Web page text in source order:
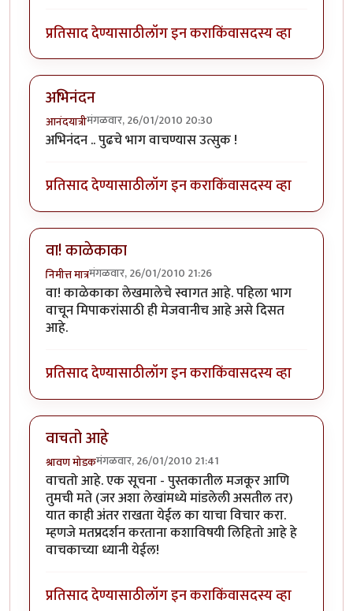
प्रतिसाद देण्यासाठीलॉग इन कराकिंवासदस्य व्हा
अभिनंदन
आनंदयात्रीमंगळवार, 26/01/2010 20:30
अभिनंदन .. पुढचे भाग वाचण्यास उत्सुक !
प्रतिसाद देण्यासाठीलॉग इन कराकिंवासदस्य व्हा
वा! काळेकाका
निमीत्त मात्रमंगळवार, 26/01/2010 21:26
वा! काळेकाका लेखमालेचे स्वागत आहे. पहिला भाग
वाचून मिपाकरांसाठी ही मेजवानीच आहे असे दिसत
आहे.
प्रतिसाद देण्यासाठीलॉग इन कराकिंवासदस्य व्हा
वाचतो आहे
श्रावण मोडकमंगळवार, 26/01/2010 21:41
वाचतो आहे. एक सूचना - पुस्तकातील मजकूर आणि
तुमची मते (जर अशा लेखांमध्ये मांडलेली असतील तर)
यात काही अंतर राखता येईल का याचा विचार करा.
म्हणजे मतप्रदर्शन करताना कशाविषयी लिहितो आहे हे
वाचकाच्या ध्यानी येईल!
प्रतिसाद देण्यासाठीलॉग इन कराकिंवासदस्य व्हा